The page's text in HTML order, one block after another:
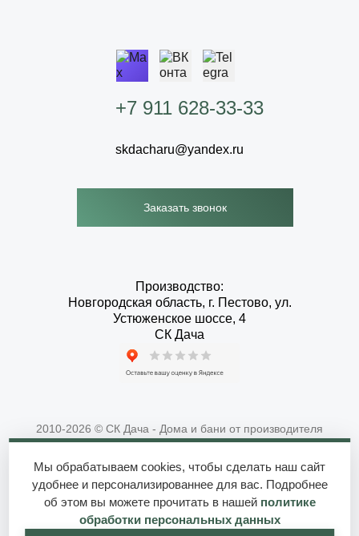
+7 911 628-33-33
skdacharu@yandex.ru
Заказать звонок
Производство:
Новгородская область, г. Пестово, ул.
Устюженское шоссе, 4
СК Дача
2010-2026 © СК Дача - Дома и бани от производителя
Политики конфиденциальности
Создание сайтов, реклама
Мы обрабатываем cookies, чтобы сделать наш сайт
удобнее и персонализированнее для вас. Подробнее
об этом вы можете прочитать в нашей политике
обработки персональных данных